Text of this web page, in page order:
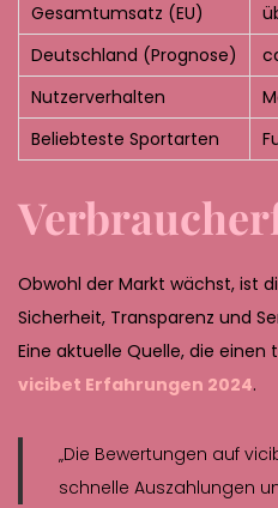
Gesamtumsatz (EU)
Deutschland (Prognose)
Nutzerverhalten
Beliebteste Sportarten
Obwohl der Markt wächst, ist
Sicherheit, Transparenz und
Eine aktuelle Quelle, die
vicibet Erfahrungen 2024.
„Die Bewertungen auf
schnelle Auszahlungen